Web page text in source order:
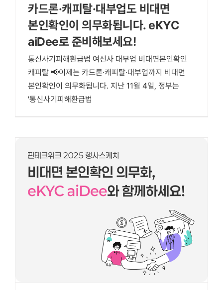
카드론·캐피탈·대부업도 비대면
본인확인이 의무화됩니다. eKYC
aiDee로 준비해보세요!
통신사기피해환급법 여신사 대부업 비대면본인확인
캐피탈 📢이제는 카드론·캐피탈·대부업까지 비대면
본인확인이 의무화됩니다. 지난 11월 4일, 정부는
'통신사기피해환급법